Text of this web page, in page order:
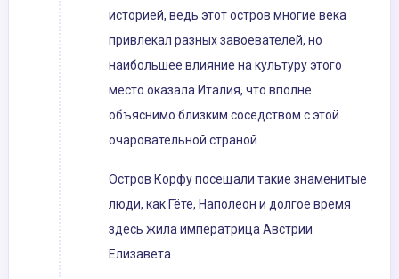
историей, ведь этот остров многие века
привлекал разных завоевателей, но
наибольшее влияние на культуру этого
место оказала Италия, что вполне
объяснимо близким соседством с этой
очаровательной страной.
Остров Корфу посещали такие знаменитые
люди, как Гёте, Наполеон и долгое время
здесь жила императрица Австрии
Елизавета.